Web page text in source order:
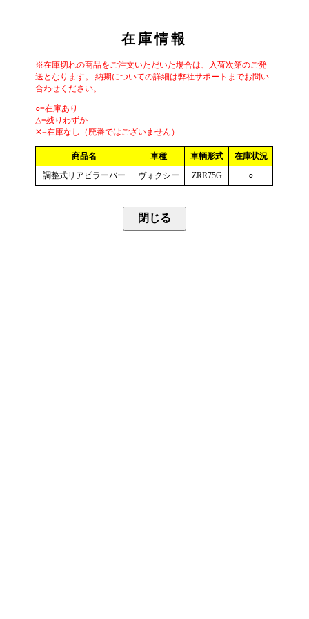
在庫情報
※在庫切れの商品をご注文いただいた場合は、入荷次第のご発
送となります。 納期についての詳細は弊社サポートまでお問い
合わせください。
○=在庫あり
△=残りわずか
✕=在庫なし（廃番ではございません）
商品名 車種 車輌形式
在庫状況
調整式リアピラーバー
ヴォクシー ZRR75G ○